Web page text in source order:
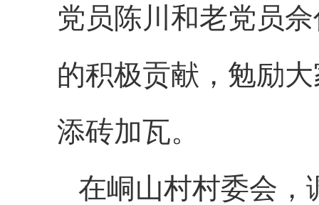
党员陈川和老党员
的积极贡献，勉励
添砖加瓦。
在峒山村村委会，